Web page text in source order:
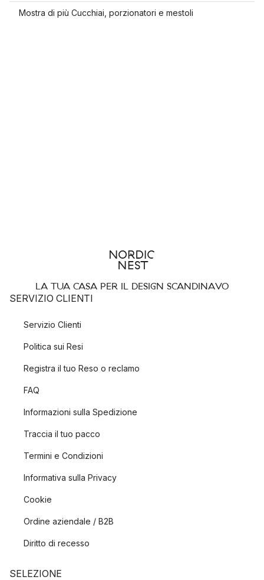
Mostra di più Cucchiai, porzionatori e mestoli
LA TUA CASA PER IL DESIGN SCANDINAVO
SERVIZIO CLIENTI
Servizio Clienti
Politica sui Resi
Registra il tuo Reso o reclamo
FAQ
Informazioni sulla Spedizione
Traccia il tuo pacco
Termini e Condizioni
Informativa sulla Privacy
Cookie
Ordine aziendale / B2B
Diritto di recesso
SELEZIONE